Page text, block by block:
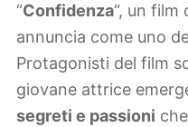
“Confidenza“, un film
annuncia come uno
Protagonisti del film
giovane attrice
segreti e passioni